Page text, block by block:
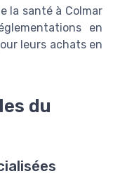
la santé à Colmar
en
leurs achats en
du